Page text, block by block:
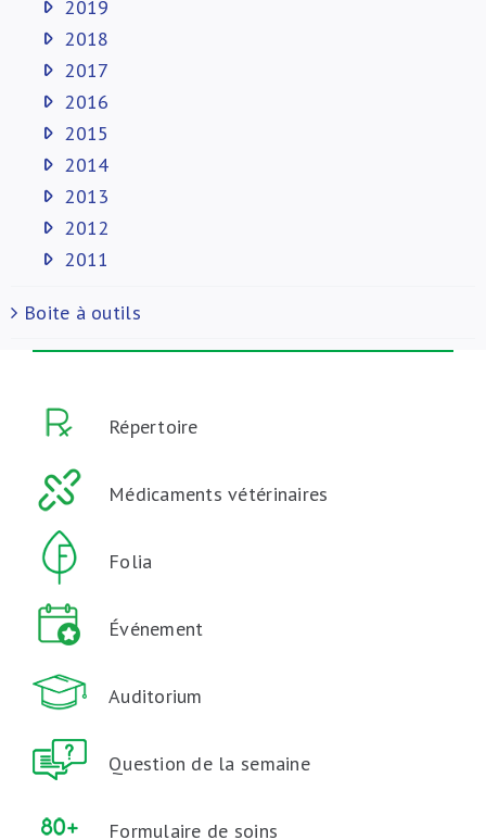
2019
2018
2017
2016
2015
2014
2013
2012
2011
Boite à outils
Répertoire
Médicaments vétérinaires
Folia
Événement
Auditorium
Question de la semaine
Formulaire de soins